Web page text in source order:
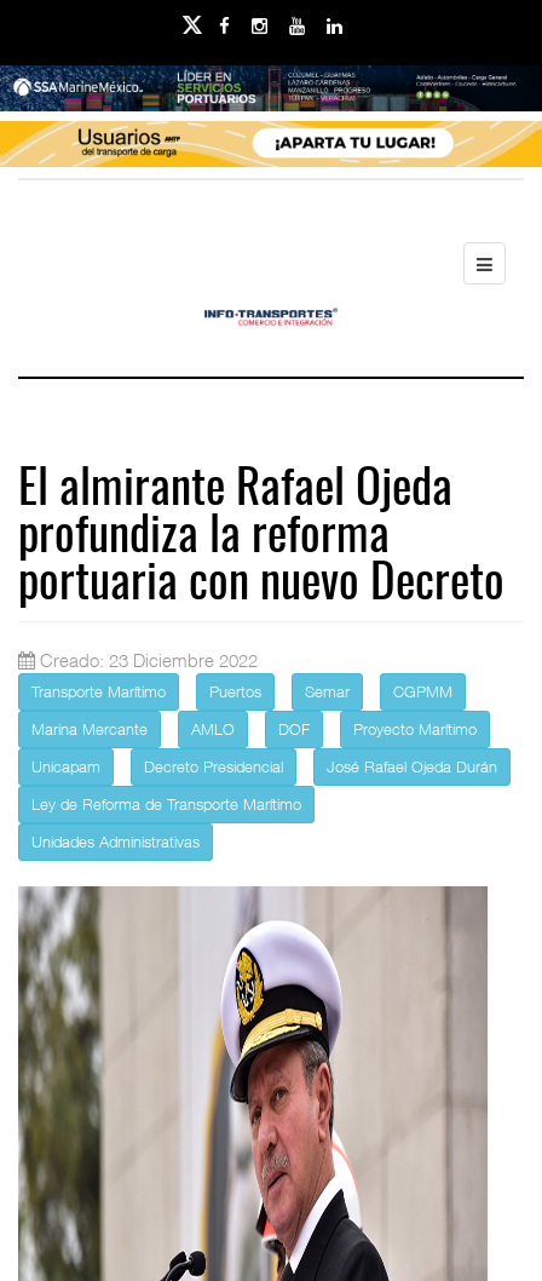
El almirante Rafael Ojeda
profundiza la reforma
portuaria con nuevo Decreto
Creado: 23 Diciembre 2022
Transporte Marítimo Puertos Semar
CGPMM
Marina Mercante
AMLO DOF
Proyecto Marítimo
Unicapam
Decreto Presidencial
José Rafael Ojeda Durán
Ley de Reforma de Transporte Marítimo
Unidades Administrativas